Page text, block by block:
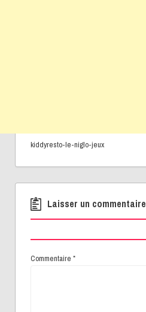
kiddyresto-le-niglo-jeux
Laisser un commentaire
Commentaire *